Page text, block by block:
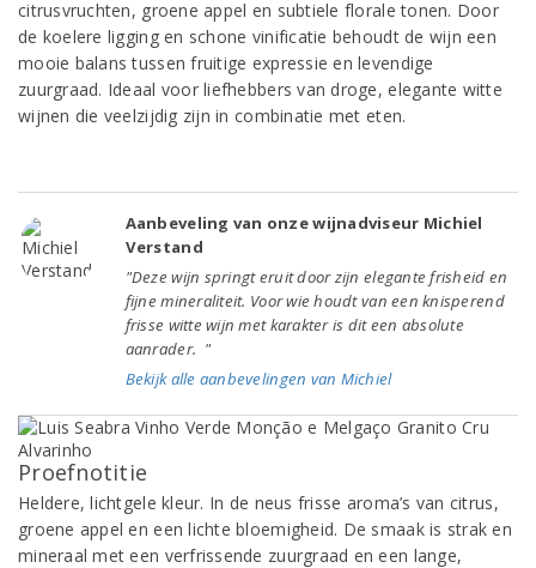
citrusvruchten, groene appel en subtiele florale tonen. Door
de koelere ligging en schone vinificatie behoudt de wijn een
mooie balans tussen fruitige expressie en levendige
zuurgraad. Ideaal voor liefhebbers van droge, elegante witte
wijnen die veelzijdig zijn in combinatie met eten.
Aanbeveling van onze wijnadviseur Michiel
Verstand
"Deze wijn springt eruit door zijn elegante frisheid en
fijne mineraliteit. Voor wie houdt van een knisperend
frisse witte wijn met karakter is dit een absolute
aanrader. "
Bekijk alle aanbevelingen van Michiel
Proefnotitie
Heldere, lichtgele kleur. In de neus frisse aroma’s van citrus,
groene appel en een lichte bloemigheid. De smaak is strak en
mineraal met een verfrissende zuurgraad en een lange,